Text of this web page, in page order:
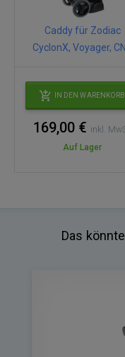
Caddy für Zodiac
CyclonX, Voyager,
IN DEN WARENKORB
169,00 € inkl.
Auf Lager
Das